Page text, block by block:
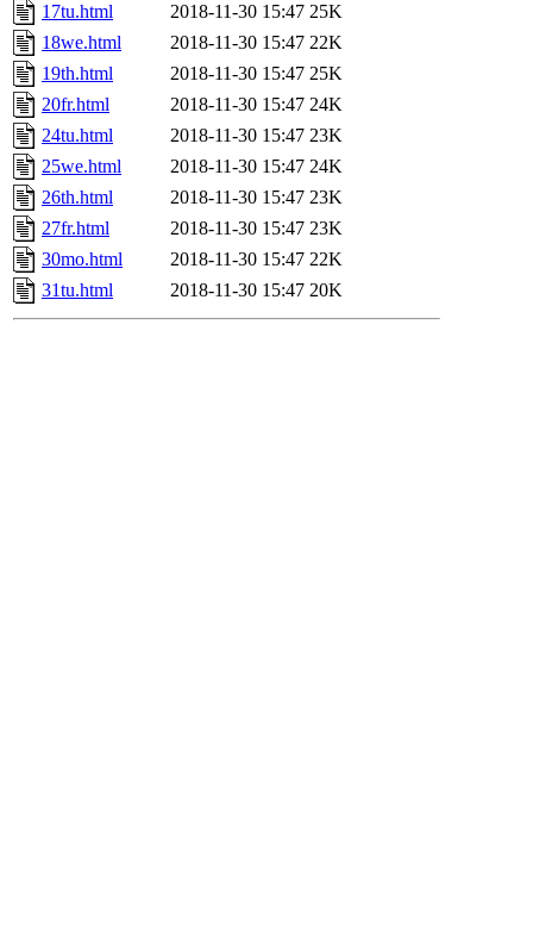
17tu.html
2018-11-30 15:47 25K
18we.html
2018-11-30 15:47 22K
19th.html
2018-11-30 15:47 25K
20fr.html
2018-11-30 15:47 24K
24tu.html
2018-11-30 15:47 23K
25we.html
2018-11-30 15:47 24K
26th.html
2018-11-30 15:47 23K
27fr.html
2018-11-30 15:47 23K
30mo.html
2018-11-30 15:47 22K
31tu.html
2018-11-30 15:47 20K